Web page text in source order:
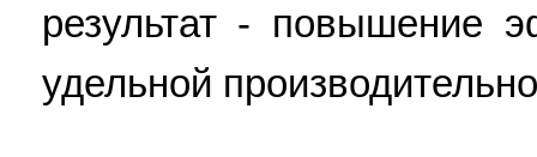
результат - повышение
удельной